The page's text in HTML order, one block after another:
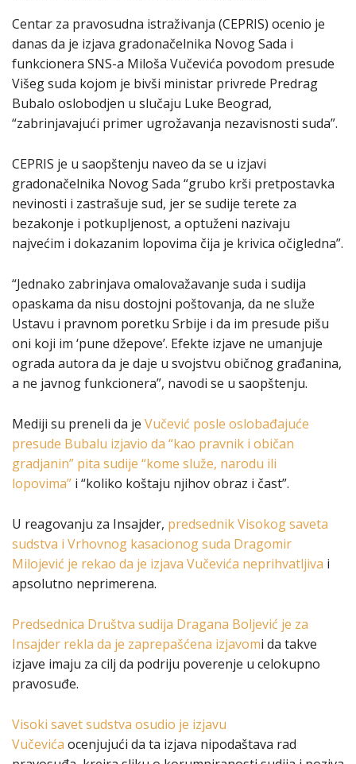
Centar za pravosudna istraživanja (CEPRIS) ocenio je
danas da je izjava gradonačelnika Novog Sada i
funkcionera SNS-a Miloša Vučevića povodom presude
Višeg suda kojom je bivši ministar privrede Predrag
Bubalo oslobodjen u slučaju Luke Beograd,
“zabrinjavajući primer ugrožavanja nezavisnosti suda”.
CEPRIS je u saopštenju naveo da se u izjavi
gradonačelnika Novog Sada “grubo krši pretpostavka
nevinosti i zastrašuje sud, jer se sudije terete za
bezakonje i potkupljenost, a optuženi nazivaju
najvećim i dokazanim lopovima čija je krivica očigledna”.
“Jednako zabrinjava omalovažavanje suda i sudija
opaskama da nisu dostojni poštovanja, da ne služe
Ustavu i pravnom poretku Srbije i da im presude pišu
oni koji im ‘pune džepove’. Efekte izjave ne umanjuje
ograda autora da je daje u svojstvu običnog građanina,
a ne javnog funkcionera”, navodi se u saopštenju.
Mediji su preneli da je Vučević posle oslobađajuće
presude Bubalu izjavio da “kao pravnik i običan
gradjanin” pita sudije “kome služe, narodu ili
lopovima” i “koliko koštaju njihov obraz i čast”.
U reagovanju za Insajder, predsednik Visokog saveta
sudstva i Vrhovnog kasacionog suda Dragomir
Milojević je rekao da je izjava Vučevića neprihvatljiva i
apsolutno neprimerena.
Predsednica Društva sudija Dragana Boljević je za
Insajder rekla da je zaprepašćena izjavomi da takve
izjave imaju za cilj da podriju poverenje u celokupno
pravosuđe.
Visoki savet sudstva osudio je izjavu
Vučevića ocenjujući da ta izjava nipodаštаvа rаd